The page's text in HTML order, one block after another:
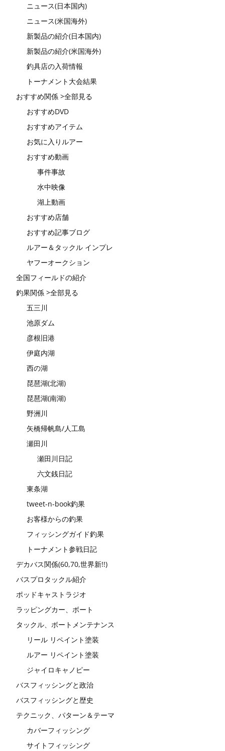
ニュース(日本国内)
ニュース(米国海外)
新製品の紹介(日本国内)
新製品の紹介(米国海外)
釣具店の入荷情報
トーナメント大会結果
おすすめ関係 >全部見る
おすすめDVD
おすすめアイテム
お気に入りルアー
おすすめ動画
事件事故
水中映像
湖上動画
おすすめ店舗
おすすめ記事ブログ
ルアー＆タックル インプレ
ヤフーオークション
全国フィールドの紹介
釣果関係 >全部見る
五三川
池原ダム
彦根旧港
伊庭内湖
西の湖
琵琶湖(北湖)
琵琶湖(南湖)
野洲川
矢橋帰帆島/人工島
瀬田川
瀬田川日記
六文銭日記
東条湖
tweet-n-book釣果
お客様からの釣果
フィッシングガイド釣果
トーナメント参戦日記
デカバス関係(60,70,世界新!!)
バスプロタックル紹介
ポッドキャストラジオ
ラッピングカー、ボート
タックル、ボートメンテナンス
リール リペイント塗装
ルアー リペイント塗装
ジャイロキャノピー
バスフィッシングと政治
バスフィッシングと歴史
テクニック、パターン＆テーマ
カバーフィッシング
サイトフィッシング